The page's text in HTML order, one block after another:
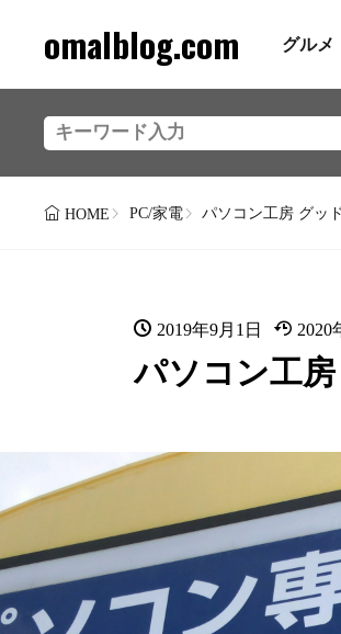
omalblog.com グルメ
HOME PC/家電 パソコン工房 グッ
2019年9月1日 2020
パソコン工